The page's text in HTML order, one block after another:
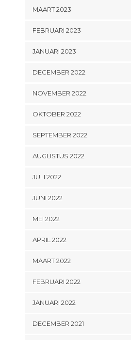
MAART 2023
FEBRUARI 2023
JANUARI 2023
DECEMBER 2022
NOVEMBER 2022
OKTOBER 2022
SEPTEMBER 2022
AUGUSTUS 2022
JULI 2022
JUNI 2022
MEI 2022
APRIL 2022
MAART 2022
FEBRUARI 2022
JANUARI 2022
DECEMBER 2021